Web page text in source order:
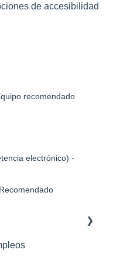
de accesibilidad
recomendado
electrónico) -